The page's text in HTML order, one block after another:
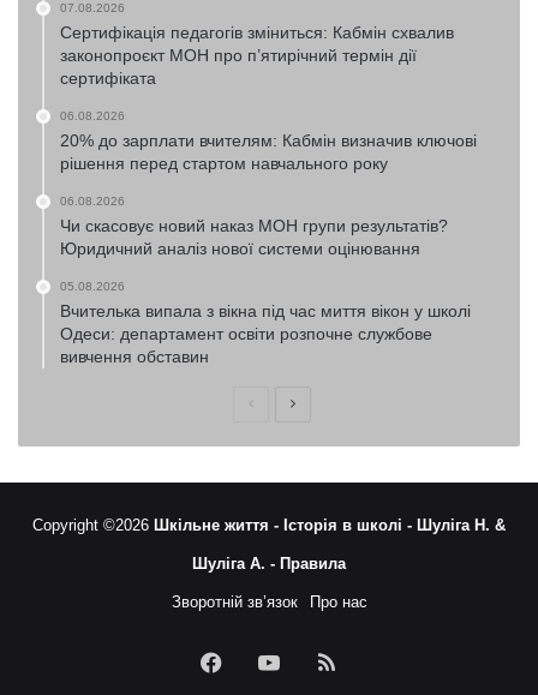
07.08.2026
Сертифікація педагогів зміниться: Кабмін схвалив
законопроєкт МОН про п’ятирічний термін дії
сертифіката
06.08.2026
20% до зарплати вчителям: Кабмін визначив ключові
рішення перед стартом навчального року
06.08.2026
Чи скасовує новий наказ МОН групи результатів?
Юридичний аналіз нової системи оцінювання
05.08.2026
Вчителька випала з вікна під час миття вікон у школі
Одеси: департамент освіти розпочне службове
вивчення обставин
ПопередняНаступна
Copyright ©2026 Шкільне життя - Історія в школі - Шуліга Н. &
Шуліга А. - Правила
Зворотній зв’язок Про нас
FacebookYouTubeRSS